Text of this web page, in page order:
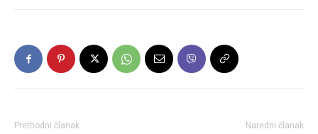
Prethodni članak Naredni članak